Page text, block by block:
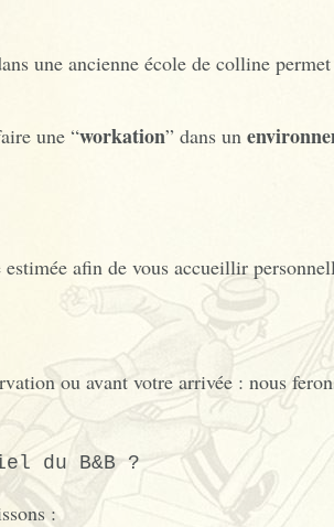
une ancienne école de colline
une “workation” dans un
afin de vous accueillir
ou avant votre arrivée : nous
du B&B ?
: